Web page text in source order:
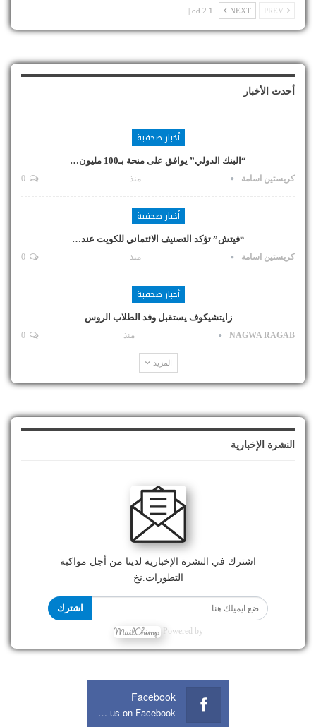
NEXT
1 od 2 |
أحدث الأخبار
أخبار صحفية
“البنك الدولي” يوافق على منحة بـ100 مليون…
كريستين اسامة منذ
أخبار صحفية
“فيتش” تؤكد التصنيف الائتماني للكويت عند…
كريستين اسامة منذ
أخبار صحفية
زايتشيكوف يستقبل وفد الطلاب الروس
NAGWA RAGAB منذ
المزيد
النشرة الإخبارية
اشترك في النشرة الإخبارية لدينا من أجل مواكبة
التطورات.نخ
اشترك
Powered by
Facebook
Join us on Facebook